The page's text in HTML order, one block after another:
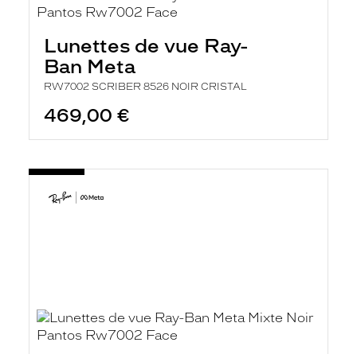
Lunettes de vue Ray-
Ban Meta
RW7002 SCRIBER 8526 NOIR CRISTAL
469,00 €